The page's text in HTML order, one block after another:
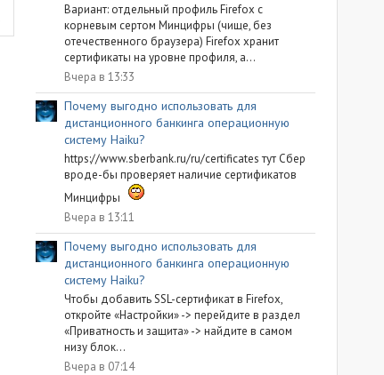
Вариант: отдельный профиль Firefox с
корневым сертом Минцифры (чище, без
отечественного браузера) Firefox хранит
сертификаты на уровне профиля, а...
Вчера в 13:33
Почему выгодно использовать для
дистанционного банкинга операционную
систему Haiku?
https://www.sberbank.ru/ru/certificates тут Сбер
вроде-бы проверяет наличие сертификатов
Минцифры
Вчера в 13:11
Почему выгодно использовать для
дистанционного банкинга операционную
систему Haiku?
Чтобы добавить SSL-сертификат в Firefox,
откройте «Настройки» -> перейдите в раздел
«Приватность и защита» -> найдите в самом
низу блок...
Вчера в 07:14